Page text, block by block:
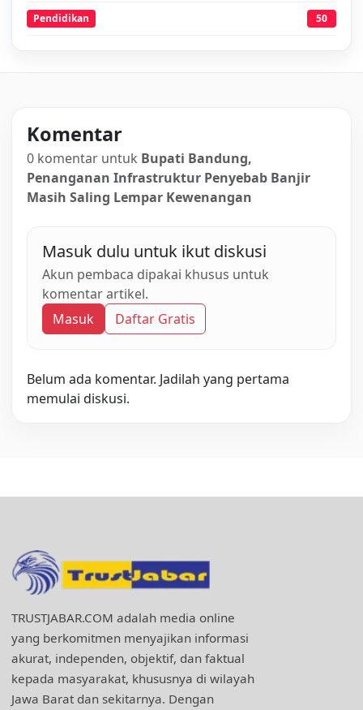
Pendidikan 50
Komentar
0 komentar untuk Bupati Bandung,
Penanganan Infrastruktur Penyebab Banjir
Masih Saling Lempar Kewenangan
Masuk dulu untuk ikut diskusi
Akun pembaca dipakai khusus untuk
komentar artikel.
Masuk
Daftar Gratis
Belum ada komentar. Jadilah yang pertama
memulai diskusi.
TRUSTJABAR.COM adalah media online
yang berkomitmen menyajikan informasi
akurat, independen, objektif, dan faktual
kepada masyarakat, khususnya di wilayah
Jawa Barat dan sekitarnya. Dengan